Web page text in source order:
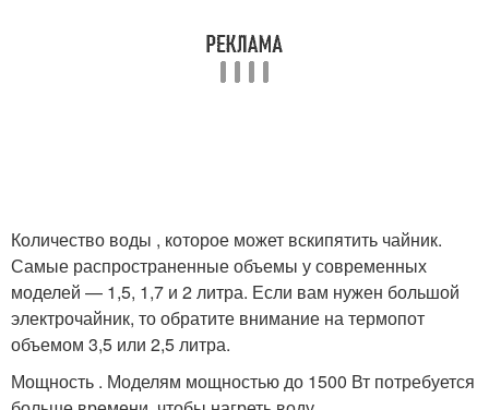
Количество воды , которое может вскипятить чайник.
Самые распространенные объемы у современных
моделей — 1,5, 1,7 и 2 литра. Если вам нужен большой
электрочайник, то обратите внимание на термопот
объемом 3,5 или 2,5 литра.
Мощность . Моделям мощностью до 1500 Вт потребуется